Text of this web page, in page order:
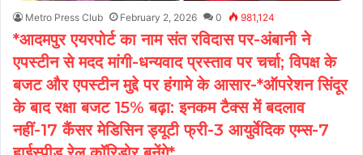
Metro Press Club February 2, 2026 0 981,124
*आदमपुर एयरपोर्ट का नाम संत रविदास पर-अंबानी ने
एपस्टीन से मदद मांगी-धन्यवाद प्रस्ताव पर चर्चा; विपक्ष के
बजट और एपस्टीन मुद्दे पर हंगामे के आसार-*ऑपरेशन सिंदूर
के बाद रक्षा बजट 15% बढ़ा: इनकम टैक्स में बदलाव
नहीं-17 कैंसर मेडिसिन ड्यूटी फ्री-3 आयुर्वेदिक एम्स-7